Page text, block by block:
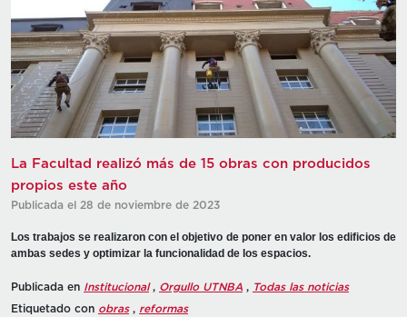
La Facultad realizó más de 15 obras con producidos
propios este año
Publicada el 28 de noviembre de 2023
Los trabajos se realizaron con el objetivo de poner en valor los edificios de
ambas sedes y optimizar la funcionalidad de los espacios.
Publicada en Institucional, Orgullo UTNBA , Todas las noticias
Etiquetado con obras, reformas